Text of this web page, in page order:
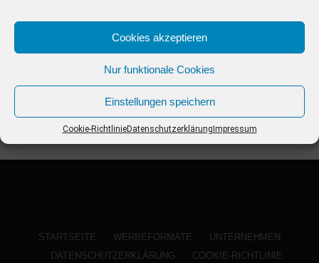
Cookies akzeptieren
Nur funktionale Cookies
Einstellungen speichern
Cookie-RichtlinieDatenschutzerklärung Impressum
STARTSEITE WERBEFORMATE
UNTERNEHMEN
DATENSCHUTZERKLÄRUNG
COOKIE-RICHTLINIE